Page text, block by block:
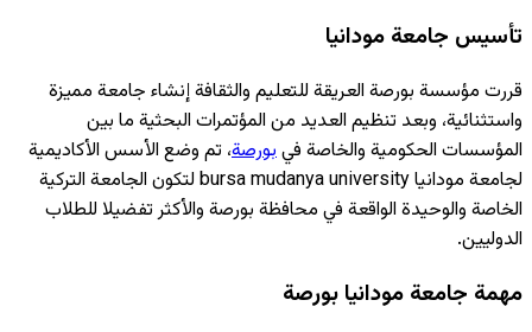
تأسيس جامعة مودانيا
قررت مؤسسة بورصة العريقة للتعليم والثقافة إنشاء جامعة مميزة
واستثنائية، وبعد تنظيم العديد من المؤتمرات البحثية ما بين
المؤسسات الحكومية والخاصة فيبورصة، تم وضع الأسس الأكاديمية
لجامعة مودانيا bursa mudanya university لتكون الجامعة التركية
الخاصة والوحيدة الواقعة في محافظة بورصة والأكثر تفضيلا للطلاب
الدوليين.
مهمة جامعة مودانيا بورصة